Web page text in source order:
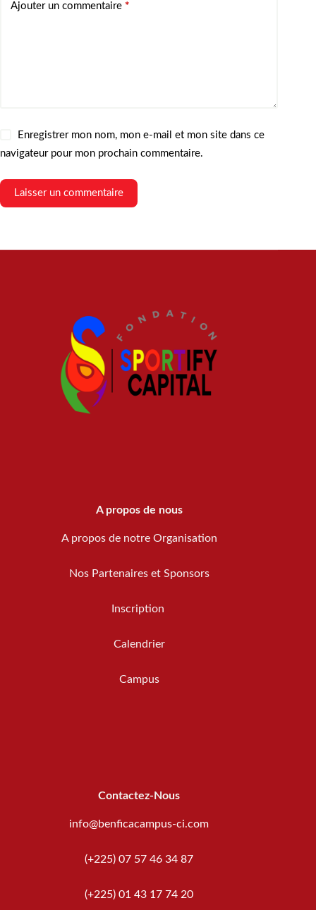
Ajouter un commentaire *
Enregistrer mon nom, mon e-mail et mon site dans ce
navigateur pour mon prochain commentaire.
Laisser un commentaire
A propos de nous
A propos de notre Organisation
Nos Partenaires et Sponsors
Inscription
Calendrier
Campus
Contactez-Nous
info@benficacampus-ci.com
(+225) 07 57 46 34 87
(+225) 01 43 17 74 20